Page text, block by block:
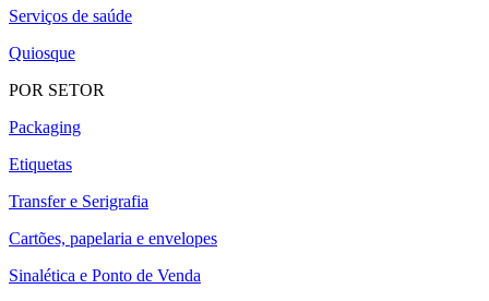
Serviços de saúde
Quiosque
POR SETOR
Packaging
Etiquetas
Transfer e Serigrafia
Cartões, papelaria e envelopes
Sinalética e Ponto de Venda